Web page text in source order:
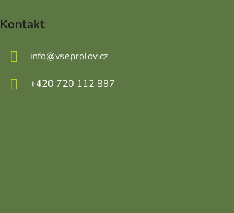
Kontakt
info@vseprolov.cz
+420 720 112 887